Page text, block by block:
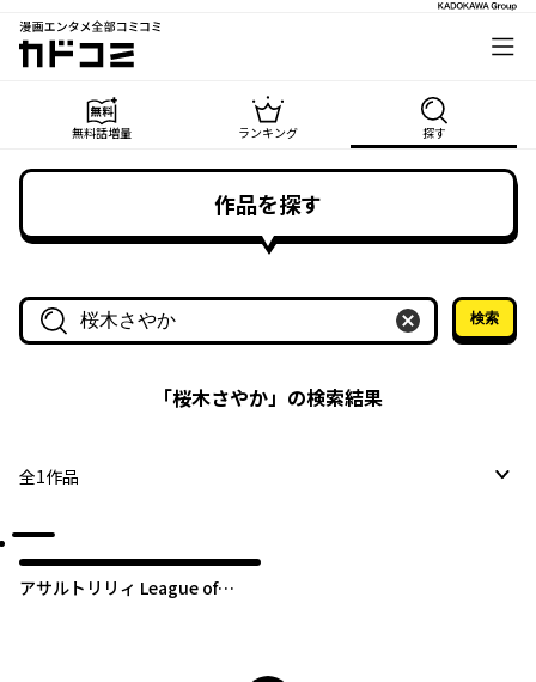
漫画エンタメ全部コミコミ
カドコミ
無料話増量 ランキング 探す
作品を探す
作品名・作家名で探す
検索
「桜木さやか」の検索結果
全1作品
アサルトリリィ League of